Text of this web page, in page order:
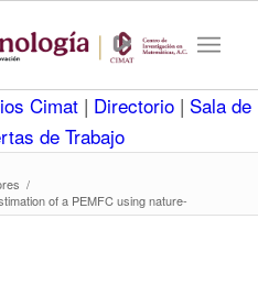
Cimat | Directorio | Sala de
de Trabajo
/
of a PEMFC using nature-